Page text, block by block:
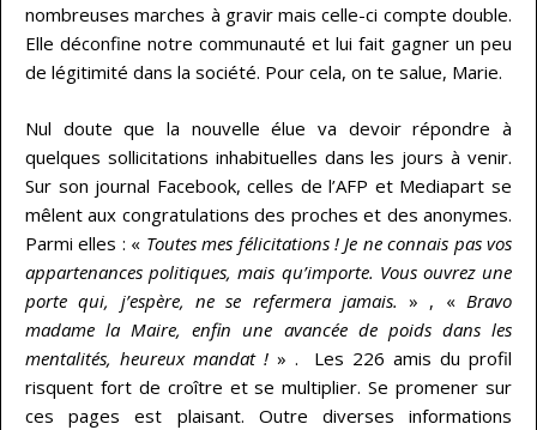
nombreuses marches à gravir mais celle-ci compte double.
Elle déconfine notre communauté et lui fait gagner un peu
de légitimité dans la société. Pour cela, on te salue, Marie.
Nul doute que la nouvelle élue va devoir répondre à
quelques sollicitations inhabituelles dans les jours à venir.
Sur son journal Facebook, celles de l’AFP et Mediapart se
mêlent aux congratulations des proches et des anonymes.
Parmi elles : « Toutes mes félicitations ! Je ne connais pas vos
appartenances politiques, mais qu’importe. Vous ouvrez une
porte qui, j’espère, ne se refermera jamais. » , « Bravo
madame la Maire, enfin une avancée de poids dans les
mentalités, heureux mandat !» . Les 226 amis du profil
risquent fort de croître et se multiplier. Se promener sur
ces pages est plaisant. Outre diverses informations